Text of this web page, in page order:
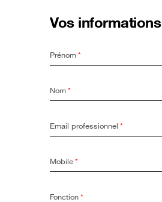
Vos informations
*
Prénom
*
Nom
*
Email professionnel
*
Mobile
*
Fonction